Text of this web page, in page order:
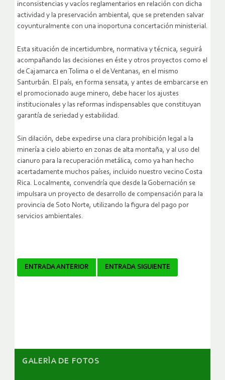
inconsistencias y vacíos reglamentarios en relación con dicha
actividad y la preservación ambiental, que se pretenden salvar
coyunturalmente con una inoportuna concertación ministerial.
Esta situación de incertidumbre, normativa y técnica, seguirá
acompañando las decisiones en éste y otros proyectos como el
de Cajamarca en Tolima o el de Ventanas, en el mismo
Santurbán. El país, en forma sensata, y antes de embarcarse en
el promocionado auge minero, debe hacer los ajustes
institucionales y las reformas indispensables que constituyan
garantía de seriedad y estabilidad.
Sin dilación, debe expedirse una clara prohibición legal a la
minería a cielo abierto en zonas de alta montaña, y al uso del
cianuro para la recuperación metálica, como ya han hecho
acertadamente muchos países, incluido nuestro vecino Costa
Rica. Localmente, convendría que desde la Gobernación se
impulsara un proyecto de desarrollo de compensación para la
provincia de Soto Norte, utilizando la figura del pago por
servicios ambientales.
Navegador
ENTRADA ANTERIOR ENTRADA SIGUIENTE
GALERÌA DE FOTOS